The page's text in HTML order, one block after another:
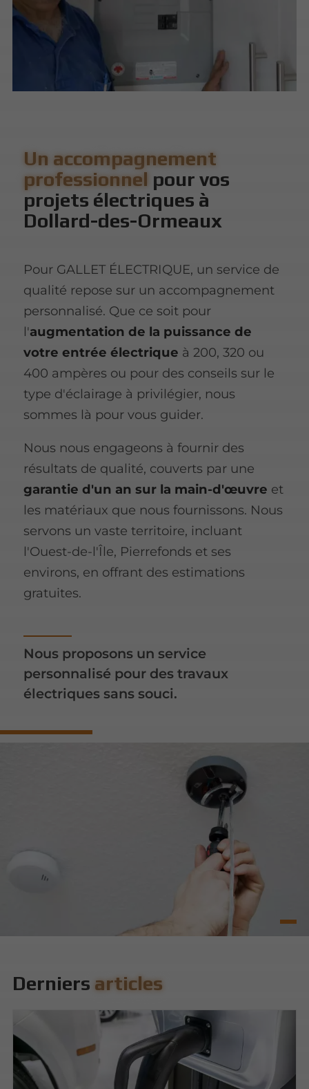
Un accompagnement
professionnel pour vos
projets électriques à
Dollard-des-Ormeaux
Pour GALLET ÉLECTRIQUE, un service de
qualité repose sur un accompagnement
personnalisé. Que ce soit pour
l'augmentation de la puissance de
votre entrée électrique à 200, 320 ou
400 ampères ou pour des conseils sur le
type d'éclairage à privilégier, nous
sommes là pour vous guider.
Nous nous engageons à fournir des
résultats de qualité, couverts par une
garantie d'un an sur la main-d'œuvre et
les matériaux que nous fournissons. Nous
servons un vaste territoire, incluant
l'Ouest-de-l'Île, Pierrefonds et ses
environs, en offrant des estimations
gratuites.
Nous proposons un service
personnalisé pour des travaux
électriques sans souci.
Derniers articles